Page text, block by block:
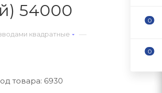
54000
квадратные —
товара: 6930
0
0